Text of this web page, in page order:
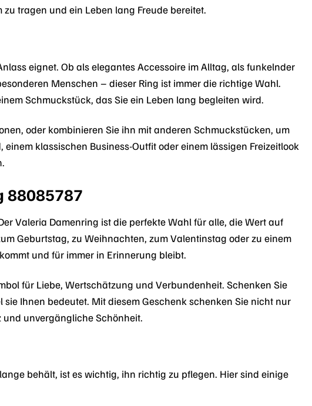
tragen und ein Leben lang Freude bereitet.
eignet. Ob als elegantes Accessoire im Alltag, als funkelnder
Menschen – dieser Ring ist immer die richtige Wahl.
Schmuckstück, das Sie ein Leben lang begleiten wird.
oder kombinieren Sie ihn mit anderen Schmuckstücken, um
klassischen Business-Outfit oder einem lässigen Freizeitlook
88085787
Valeria Damenring ist die perfekte Wahl für alle, die Wert auf
Geburtstag, zu Weihnachten, zum Valentinstag oder zu einem
und für immer in Erinnerung bleibt.
für Liebe, Wertschätzung und Verbundenheit. Schenken Sie
Ihnen bedeutet. Mit diesem Geschenk schenken Sie nicht nur
unvergängliche Schönheit.
behält, ist es wichtig, ihn richtig zu pflegen. Hier sind einige